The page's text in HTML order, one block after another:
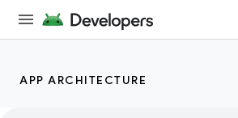
APP ARCHITECTURE